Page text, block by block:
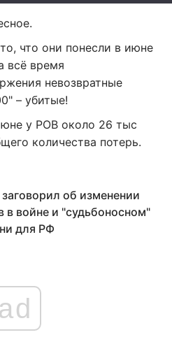
что они понесли в июне
всё время
невозвратные
– убитые!
у РОВ около 26 тыс
количества потерь.
об изменении
в войне и "судьбоносном"
для РФ
ad